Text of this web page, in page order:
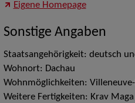
Eigene Homepage
Sonstige Angaben
Staatsangehörigkeit: deutsch
Wohnort: Dachau
Wohnmöglichkeiten:
Weitere Fertigkeiten: Krav